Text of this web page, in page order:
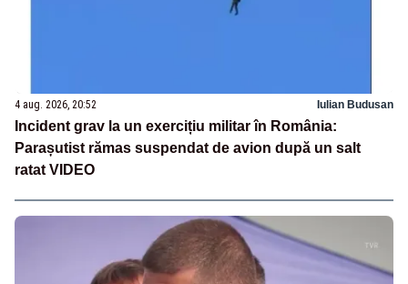
4 aug. 2026, 20:52 Iulian Budusan
Incident grav la un exercițiu militar în România:
Parașutist rămas suspendat de avion după un salt
ratat VIDEO